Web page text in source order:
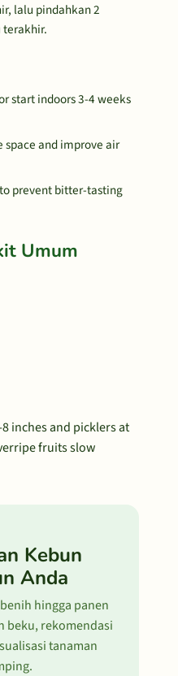
lalu pindahkan 2
terakhir.
start indoors 3-4 weeks
space and improve air
prevent bitter-tasting
Umum
inches and picklers at
fruits slow
Kebun
Anda
hingga panen
beku, rekomendasi
tanaman